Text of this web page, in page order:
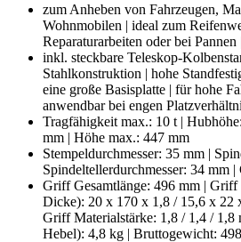
zum Anheben von Fahrzeugen,
Wohnmobilen | ideal zum
Reparaturarbeiten oder bei
inkl. steckbare Teleskop-
Stahlkonstruktion | hohe
eine große Basisplatte | für hohe
anwendbar bei engen
Tragfähigkeit max.: 10 t |
mm | Höhe max.: 447 mm
Stempeldurchmesser: 35 mm |
Spindeltellerdurchmesser: 34 mm
Griff Gesamtlänge: 496 mm |
Dicke): 20 x 170 x 1,8 / 15,6 x 22
Griff Materialstärke: 1,8 / 1,4 / 1,8
Hebel): 4,8 kg | Bruttogewicht: